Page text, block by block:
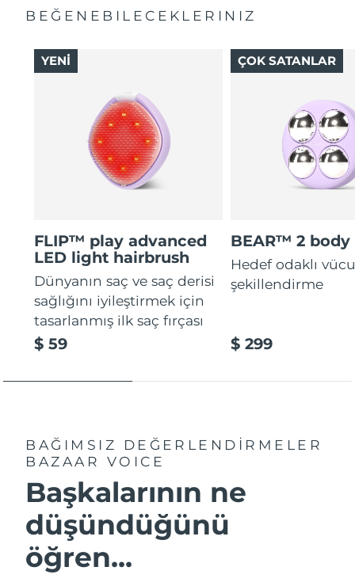
BEĞENEBILECEKLERINIZ
FLIP™ play advanced
LED light hairbrush
Dünyanın saç ve saç derisi
sağlığını iyileştirmek için
tasarlanmış ilk saç fırçası
$ 59
YENİ
BEAR™ 2 body
Hedef odaklı
şekillendirme
$ 299
ÇOK SATANLAR
BAĞIMSIZ DEĞERLENDİRMELER
BAZAAR VOICE
Başkalarının ne
düşündüğünü
öğren...